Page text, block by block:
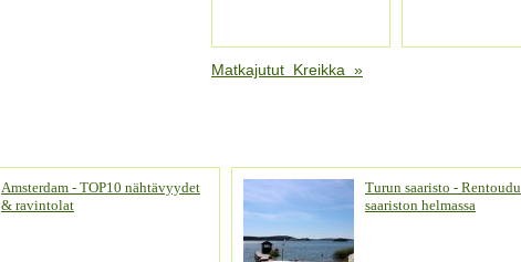
Matkajutut Kreikka »
Amsterdam - TOP10 nähtävyydet
& ravintolat
Turun saaristo - Rentoudu
saariston helmassa